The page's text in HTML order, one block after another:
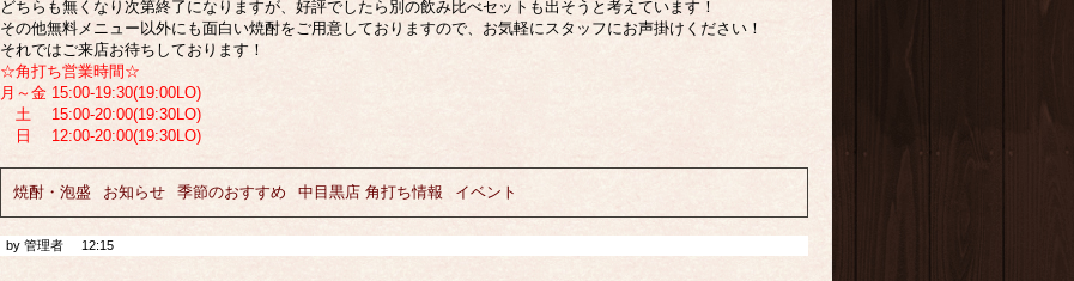
どちらも無くなり次第終了になりますが、好評でしたら別の飲み比べセットも出そうと考えています！
その他無料メニュー以外にも面白い焼酎をご用意しておりますので、お気軽にスタッフにお声掛けください！
それではご来店お待ちしております！
☆角打ち営業時間☆
月～金 15:00-19:30(19:00LO)
土 15:00-20:00(19:30LO)
日 12:00-20:00(19:30LO)
焼酎・泡盛 お知らせ 季節のおすすめ 中目黒店 角打ち情報 イベント
by 管理者 12:15